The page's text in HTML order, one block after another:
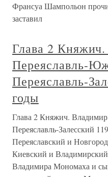
Франсуа Шампольон
заставил
Глава 2
Переяславль-
Переяславль-
годы
Глава 2 Княжич.
Переяславль-Залесский
Переяславский и
Киевский и
Владимира Мономаха и